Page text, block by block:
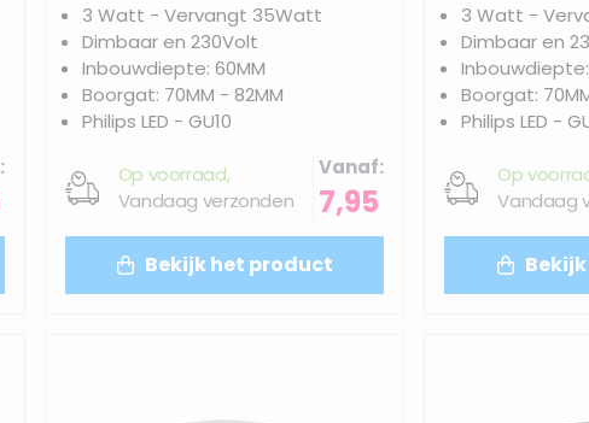
3 Watt - Vervangt 35Watt
Dimbaar en 230Volt
Inbouwdiepte: 60MM
Boorgat: 70MM - 82MM
Philips LED - GU10
Op voorraad,
Vandaag verzonden
Vanaf
7,95
Bekijk het product
3 Watt -
Dimbaar en
Inbouwdiepte:
Boorgat:
Philips LED -
Op
Vandaag